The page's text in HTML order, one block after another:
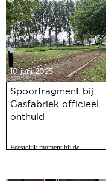
10 juni 2025
Spoorfragment bij
Gasfabriek officieel
onthuld
Feestelijk moment bij de